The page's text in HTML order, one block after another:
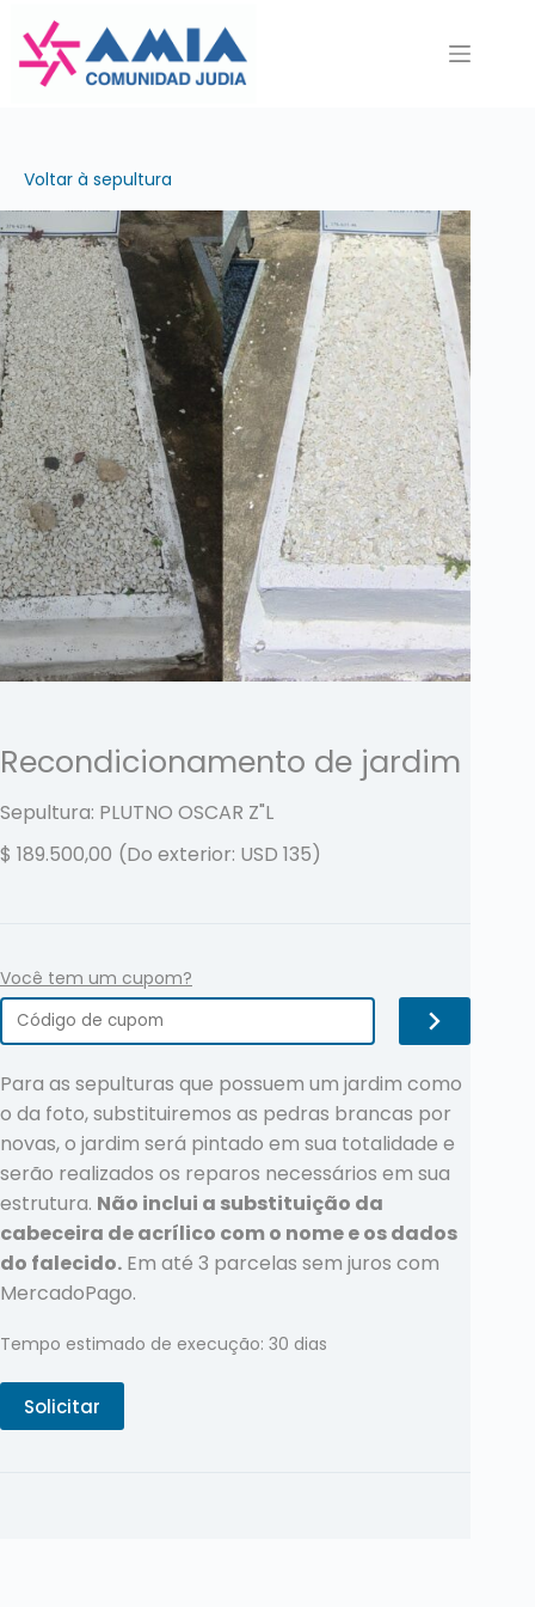
para
Voltar à sepultura
Recondicionamento de jardim
Sepultura: PLUTNO OSCAR Z"L
$ 189.500,00 (Do exterior: USD 135)
Você tem um cupom?
Para as sepulturas que possuem um jardim como
o da foto, substituiremos as pedras brancas por
novas, o jardim será pintado em sua totalidade e
serão realizados os reparos necessários em sua
estrutura. Não inclui a substituição da
cabeceira de acrílico com o nome e os dados
do falecido. Em até 3 parcelas sem juros com
MercadoPago.
Tempo estimado de execução: 30 dias
Solicitar